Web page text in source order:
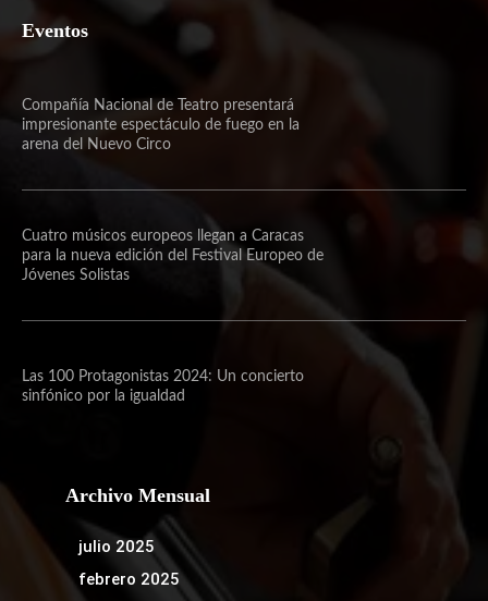
Eventos
Compañía Nacional de Teatro presentará
impresionante espectáculo de fuego en la
arena del Nuevo Circo
Cuatro músicos europeos llegan a Caracas
para la nueva edición del Festival Europeo de
Jóvenes Solistas
Las 100 Protagonistas 2024: Un concierto
sinfónico por la igualdad
Archivo Mensual
julio 2025
febrero 2025